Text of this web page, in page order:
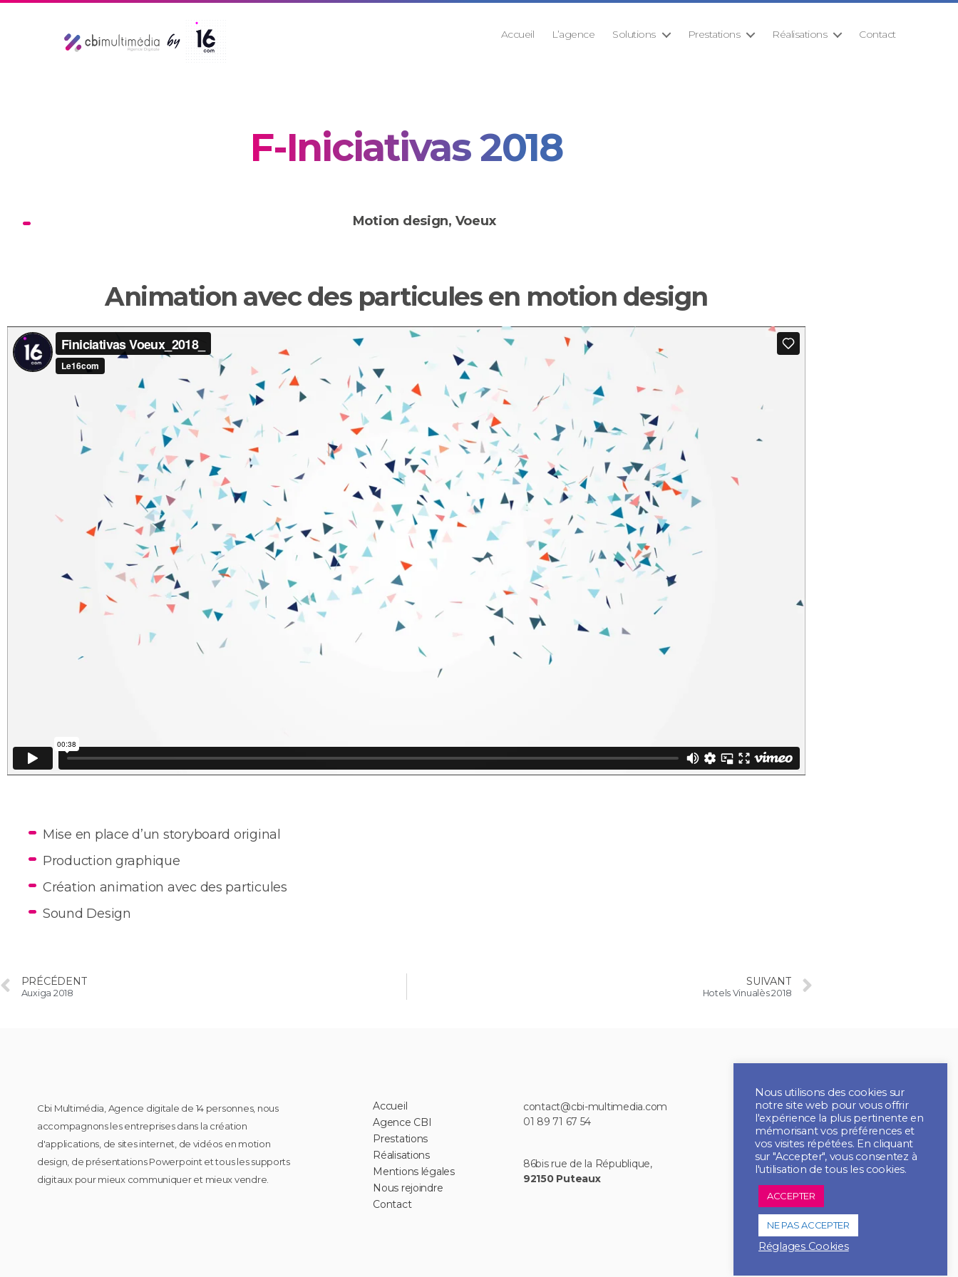
Accueil L’agence Solutions Prestations Réalisations Contact
F-Iniciativas 2018
Motion design, Voeux
Animation avec des particules en motion design
Mise en place d’un storyboard original
Production graphique
Création animation avec des particules
Sound Design
PRÉCÉDENT
Auxiga 2018
SUIVANT
Hotels Vinualès 2018
Cbi Multimédia, Agence digitale de 14 personnes, nous
accompagnons les entreprises dans la création
d'applications, de sites internet, de vidéos en motion
design, de présentations Powerpoint et tous les supports
digitaux pour mieux communiquer et mieux vendre.
Accueil
Agence CBI
Prestations
Réalisations
Mentions légales
Nous rejoindre
Contact
contact@cbi-multimedia.com
01 89 71 67 54
86bis rue de la République,
92150 Puteaux
Nous utilisons des cookies sur
notre site web pour vous offrir
l'expérience la plus pertinente en
mémorisant vos préférences et
vos visites répétées. En cliquant
sur "Accepter", vous consentez à
l'utilisation de tous les cookies.
ACCEPTER
NE PAS ACCEPTER
Réglages Cookies